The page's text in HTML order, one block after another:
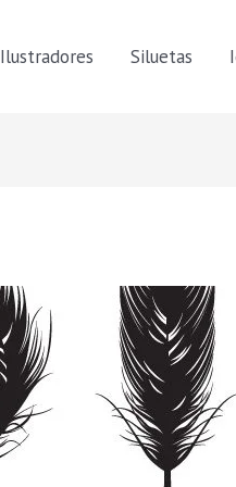
Ilustradores Siluetas